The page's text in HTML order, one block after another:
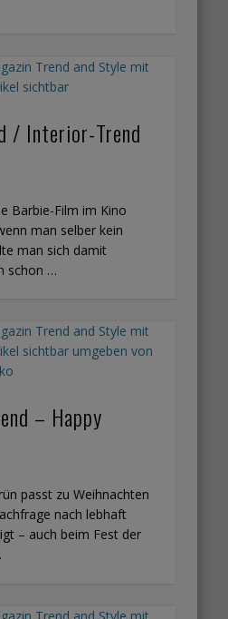
/ Interior-Trend
Barbie-Film im Kino
man selber kein
man sich damit
schon …
– Happy
passt zu Weihnachten
nach lebhaft
– auch beim Fest der